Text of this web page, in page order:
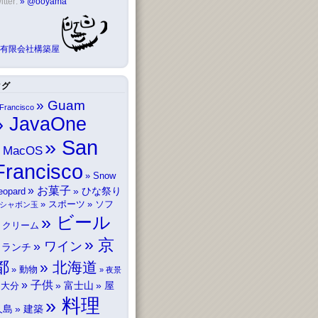
有限会社構築屋
Francisco Guam
JavaOne
MacOS
San
Snow
お菓子 ひな祭り
シャボン玉 スポーツ ソフ
クリーム ビール
ランチ ワイン
京
動物 北海道 夜景
大分 子供 富士山 屋
島 建築 料理